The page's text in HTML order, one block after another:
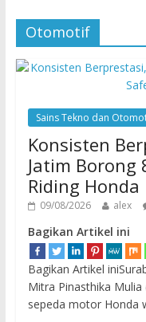
Otomotif
Sains Tekno dan
Konsisten
Jatim Borong
Riding Honda
09/08/2026 alex
Bagikan Artikel ini
Bagikan Artikel
Mitra Pinasthika
sepeda motor Honda